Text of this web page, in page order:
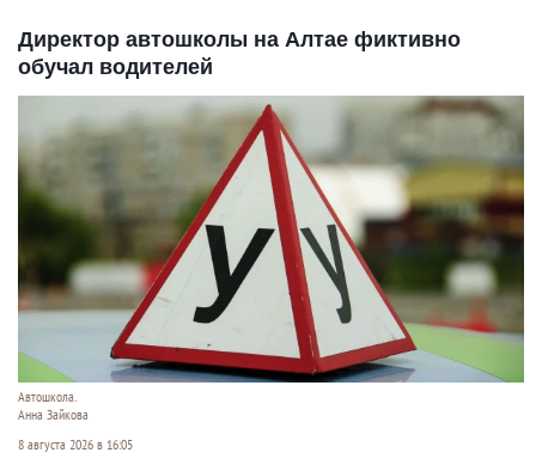
Директор автошколы на Алтае фиктивно
обучал водителей
Автошкола.
Анна Зайкова
8 августа 2026 в 16:05